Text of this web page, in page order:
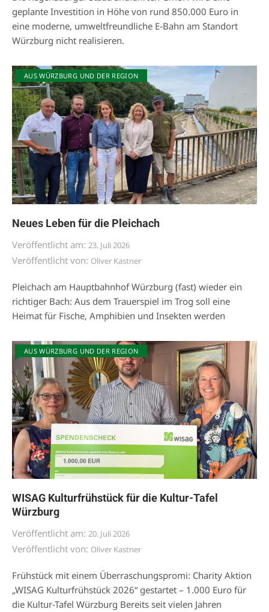
geplante Investition in Höhe von rund 850.000 Euro in
eine moderne, umweltfreundliche E-Bahn am Standort
Würzburg nicht realisieren.
AUS WÜRZBURG UND DER REGION
Neues Leben für die Pleichach
Veröffentlicht am: 23. Juli 2026
Veröffentlicht von: Oliver Kastner
Pleichach am Hauptbahnhof Würzburg (fast) wieder ein
richtiger Bach: Aus dem Trauerspiel im Trog soll eine
Heimat für Fische, Amphibien und Insekten werden
AUS WÜRZBURG UND DER REGION
WISAG Kulturfrühstück für die Kultur-Tafel
Würzburg
Veröffentlicht am: 20. Juli 2026
Veröffentlicht von: Oliver Kastner
Frühstück mit einem Überraschungspromi: Charity Aktion
„WISAG Kulturfrühstück 2026“ gestartet – 1.000 Euro für
die Kultur-Tafel Würzburg Bereits seit vielen Jahren